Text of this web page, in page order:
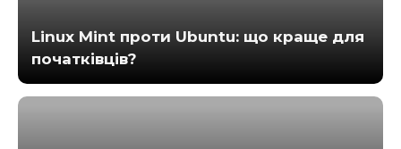
Linux Mint проти Ubuntu: що краще для
початківців?